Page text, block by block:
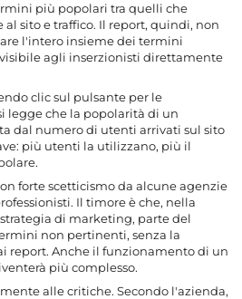
più popolari tra quelli che
al sito e traffico. Il report, quindi, non
l'intero insieme dei termini
agli inserzionisti direttamente
clic sul pulsante per le
legge che la popolarità di un
dal numero di utenti arrivati sul sito
più utenti la utilizzano, più il
forte scetticismo da alcune agenzie
Il timore è che, nella
di marketing, parte del
non pertinenti, senza la
report. Anche il funzionamento di un
più complesso.
alle critiche. Secondo l'azienda,